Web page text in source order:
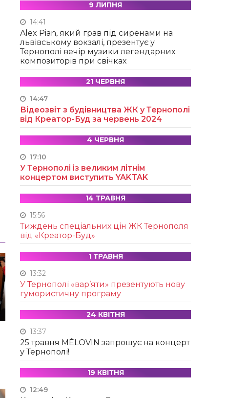
9 ЛИПНЯ
14:41
Alex Pian, який грав під сиренами на
львівському вокзалі, презентує у
Тернополі вечір музики легендарних
композиторів при свічках
21 ЧЕРВНЯ
14:47
Відеозвіт з будівництва ЖК у Тернополі
від Креатор-Буд за червень 2024
4 ЧЕРВНЯ
17:10
У Тернополі із великим літнім
концертом виступить YAKTAK
14 ТРАВНЯ
15:56
Тиждень спеціальних цін ЖК Тернополя
від «Креатор-Буд»
1 ТРАВНЯ
13:32
У Тернополі «вар’яти» презентують нову
гумористичну програму
24 КВІТНЯ
13:37
25 травня MÉLOVIN запрошує на концерт
у Тернополі!
19 КВІТНЯ
12:49